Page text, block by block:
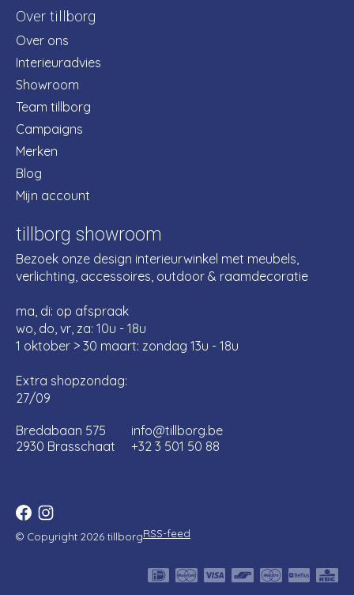
Over tillborg
Over ons
Interieuradvies
Showroom
Team tillborg
Campaigns
Merken
Blog
Mijn account
tillborg showroom
Bezoek onze design interieurwinkel met meubels,
verlichting, accessoires, outdoor & raamdecoratie
ma, di: op afspraak
wo, do, vr, za: 10u - 18u
1 oktober > 30 maart: zondag 13u - 18u
Extra shopzondag:
27/09
Bredabaan 575
2930 Brasschaat
info@tillborg.be
+32 3 501 50 88
© Copyright 2026 tillborgRSS-feed